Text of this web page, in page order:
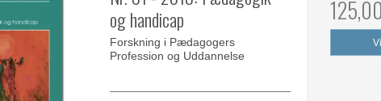
og handicap
Forskning i Pædagogers
Profession og Uddannelse